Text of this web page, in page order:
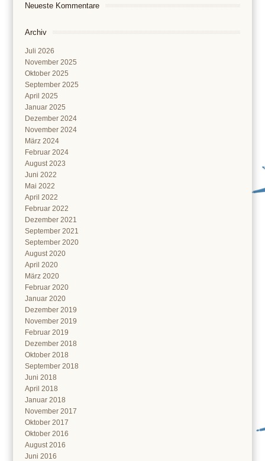
Neueste Kommentare
Archiv
Juli 2026
November 2025
Oktober 2025
September 2025
April 2025
Januar 2025
Dezember 2024
November 2024
März 2024
Februar 2024
August 2023
Juni 2022
Mai 2022
April 2022
Februar 2022
Dezember 2021
September 2021
September 2020
August 2020
April 2020
März 2020
Februar 2020
Januar 2020
Dezember 2019
November 2019
Februar 2019
Dezember 2018
Oktober 2018
September 2018
Juni 2018
April 2018
Januar 2018
November 2017
Oktober 2017
Oktober 2016
August 2016
Juni 2016